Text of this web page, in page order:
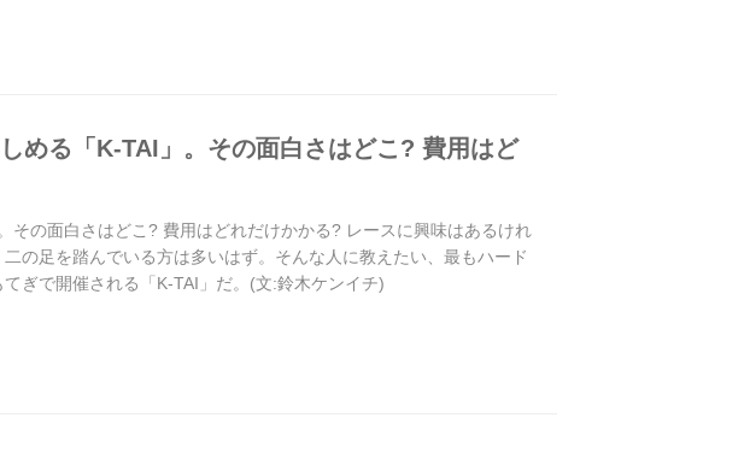
める「K-TAI」。その面白さはどこ? 費用はど
その面白さはどこ? 費用はどれだけかかる? レースに興味はあるけれ
の足を踏んでいる方は多いはず。そんな人に教えたい、最もハード
ぎで開催される「K-TAI」だ。(文:鈴木ケンイチ)